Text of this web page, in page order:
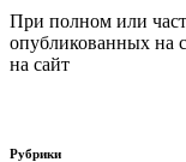
При полном или
опубликованных на
на сайт
Рубрики